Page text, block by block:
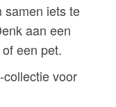
samen iets te
aan een
een pet.
voor